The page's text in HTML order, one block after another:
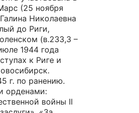
(25 ноября
Николаевна
до Риги,
(в.233,3 –
1944 года
к Риге и
г. по ранению.
орденами:
войны II